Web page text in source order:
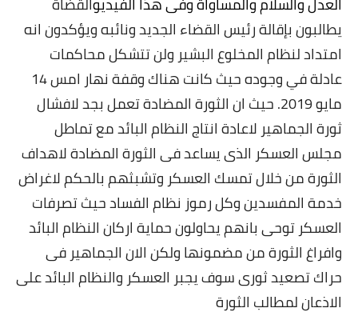
يطالبون بإقالة رئيس القضاء الجديد ونائبه ويؤكدون انه
امتداد لنظام المخلوع البشير ولن تتشكل محاكمات
عادلة في وجوده حيث كانت هناك وقفة نهار امس 14
مايو 2019.
حيث ان الثورة المضادة تعمل بجد لافشال
ثورة الجماهير لاعادة انتاج النظام البائد مع تماطل
مجلس العسكر الذى يساعد فى الثورة المضادة لاهداف
الثورة من خلال تمسك العسكر وتشبثهم بالحكم لاغراض
خدمة المفسدين وكل رموز نظام الفساد حيث تصرفات
العسكر توحى بانهم يحاولون حماية اركان النظام البائد
وافراغ الثورة من مضمونها ولكن الان الجماهير فى
حراك تصعيد ثورى سوف يجبر العسكر والنظام البائد على
الاذعان لمطالب الثورة